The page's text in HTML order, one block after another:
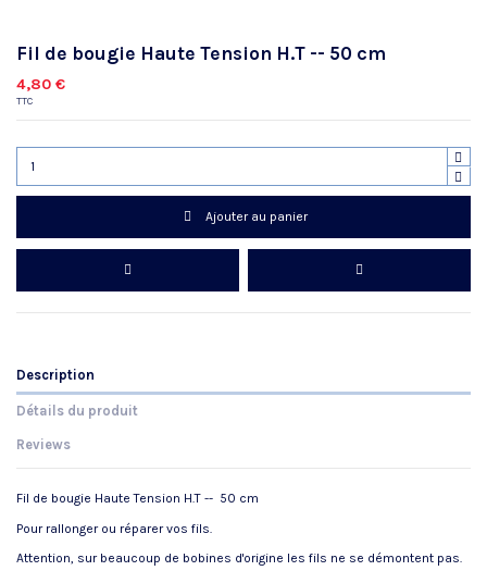
Fil de bougie Haute Tension H.T -- 50 cm
4,80 €
TTC
Ajouter au panier
Description
Détails du produit
Reviews
Fil de bougie Haute Tension H.T -- 50 cm
Pour rallonger ou réparer vos fils.
Attention, sur beaucoup de bobines d'origine les fils ne se démontent pas.